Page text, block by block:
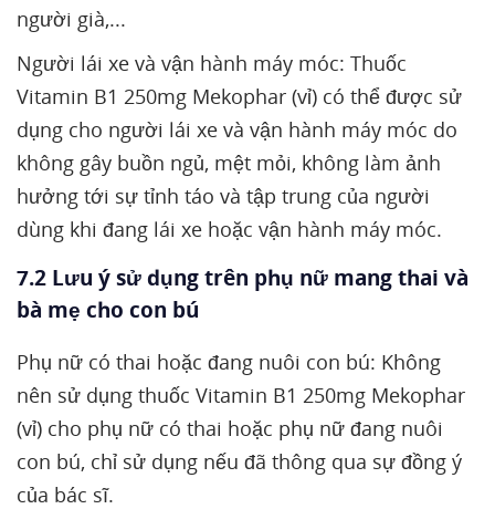
người già,...
Người lái xe và vận hành máy móc: Thuốc
Vitamin B1 250mg Mekophar (vỉ) có thể được sử
dụng cho người lái xe và vận hành máy móc do
không gây buồn ngủ, mệt mỏi, không làm ảnh
hưởng tới sự tỉnh táo và tập trung của người
dùng khi đang lái xe hoặc vận hành máy móc.
7.2 Lưu ý sử dụng trên phụ nữ mang thai và
bà mẹ cho con bú
Phụ nữ có thai hoặc đang nuôi con bú: Không
nên sử dụng thuốc Vitamin B1 250mg Mekophar
(vỉ) cho phụ nữ có thai hoặc phụ nữ đang nuôi
con bú, chỉ sử dụng nếu đã thông qua sự đồng ý
của bác sĩ.